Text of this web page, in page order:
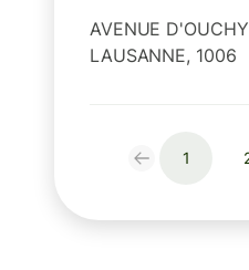
AVENUE
LAUSANNE, 1006
1